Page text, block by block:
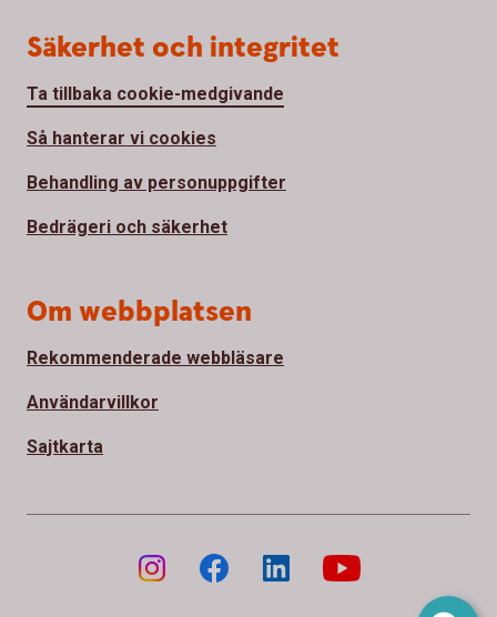
Säkerhet och integritet
Ta tillbaka cookie-medgivande
Så hanterar vi cookies
Behandling av personuppgifter
Bedrägeri och säkerhet
Om webbplatsen
Rekommenderade webbläsare
Användarvillkor
Sajtkarta